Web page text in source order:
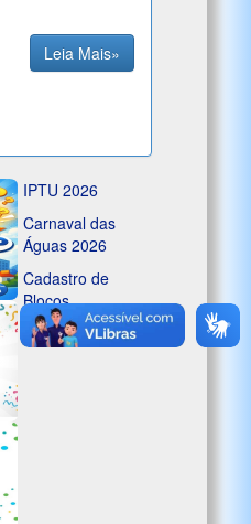
Leia Mais»
IPTU 2026
Carnaval das
Águas 2026
Cadastro de
Blocos